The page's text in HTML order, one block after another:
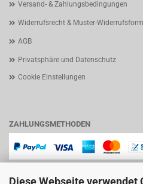
Diese Webseite verwendet
Versand- & Zahlungsbedingungen
Widerrufsrecht & Muster-
AGB
Privatsphäre und Datenschutz
Cookie Einstellungen
ZAHLUNGSMETHODEN